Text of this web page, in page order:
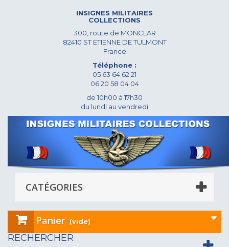
INSIGNES MILITAIRES
COLLECTIONS
300, route de MONCLAR
82410 ST ETIENNE DE TULMONT
France
Téléphone :
05 63 64 62 21
06 20 58 04 04
de 10h00 à 17h30
du lundi au vendredi
CATÉGORIES
Panier (vide)
RECHERCHER